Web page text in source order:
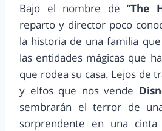
Bajo el nombre de “The
reparto y director poco
la historia de una familia
las entidades mágicas que
que rodea su casa. Lejos de
y elfos que nos vende
sembrarán el terror de
sorprendente en una